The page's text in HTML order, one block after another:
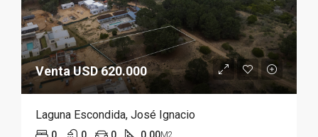
Venta USD 620.000
Laguna Escondida, José Ignacio
M2